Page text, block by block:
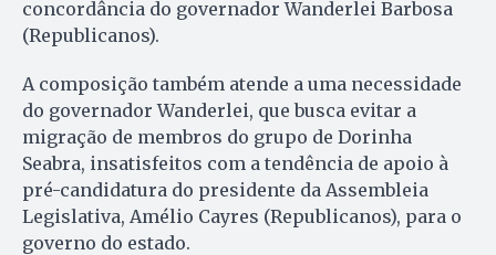
concordância do governador Wanderlei Barbosa
(Republicanos).
A composição também atende a uma necessidade
do governador Wanderlei, que busca evitar a
migração de membros do grupo de Dorinha
Seabra, insatisfeitos com a tendência de apoio à
pré-candidatura do presidente da Assembleia
Legislativa, Amélio Cayres (Republicanos), para o
governo do estado.